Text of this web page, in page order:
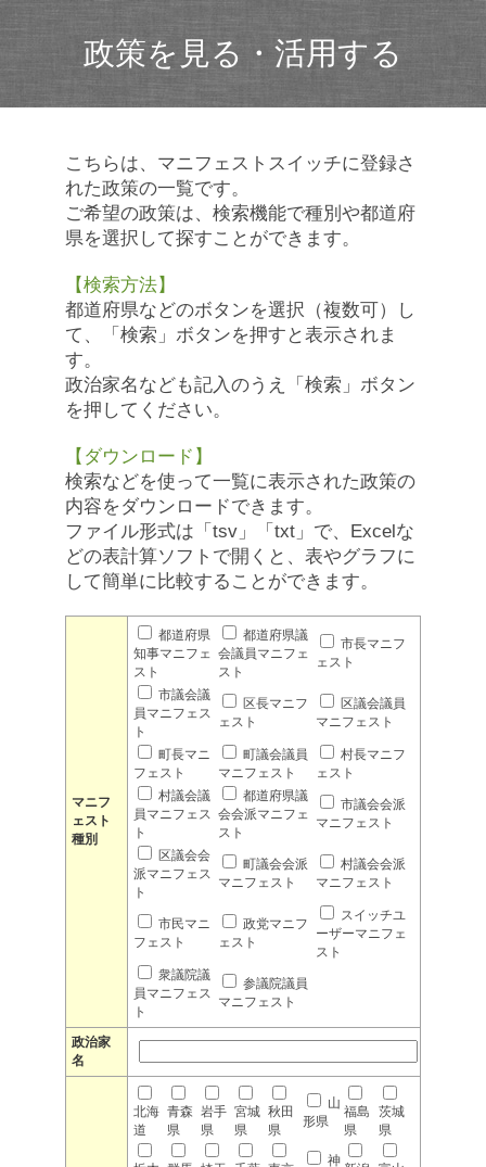
政策を見る・活用する
こちらは、マニフェストスイッチに登録さ
れた政策の一覧です。
ご希望の政策は、検索機能で種別や都道府
県を選択して探すことができます。
【検索方法】
都道府県などのボタンを選択（複数可）し
て、「検索」ボタンを押すと表示されま
す。
政治家名なども記入のうえ「検索」ボタン
を押してください。
【ダウンロード】
検索などを使って一覧に表示された政策の
内容をダウンロードできます。
ファイル形式は「tsv」「txt」で、Excelな
どの表計算ソフトで開くと、表やグラフに
して簡単に比較することができます。
マニフ
ェスト
種別
都道府県
知事マニフェ
スト
都道府県議
会議員マニフェ
スト
市長マニフ
ェスト
市議会議
員マニフェス
ト
区長マニフ
ェスト
区議会議員
マニフェスト
町長マニ
フェスト
町議会議員
マニフェスト
村長マニフ
ェスト
村議会議
員マニフェス
ト
都道府県議
会会派マニフェ
スト
市議会会派
マニフェスト
区議会会
派マニフェス
ト
町議会会派
マニフェスト
村議会会派
マニフェスト
市民マニ
フェスト
政党マニフ
ェスト
スイッチユ
ーザーマニフェ
スト
衆議院議
員マニフェス
ト
参議院議員
マニフェスト
政治家
名
北海
道
青森
県
岩手
県
宮城
県
秋田
県
山
形県
福島
県
茨城
県
神